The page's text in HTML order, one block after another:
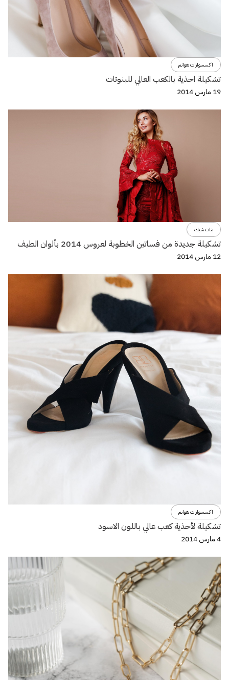
اكسسوارات هوانم
تشكيلة احذية بالكعب العالي للبنوتات
19 مارس 2014
بنات شيك
تشكيلة جديدة من فساتين الخطوبة لعروس 2014 بألوان الطيف
12 مارس 2014
اكسسوارات هوانم
تشكيلة لأحذية كعب عالي باللون الاسود
4 مارس 2014